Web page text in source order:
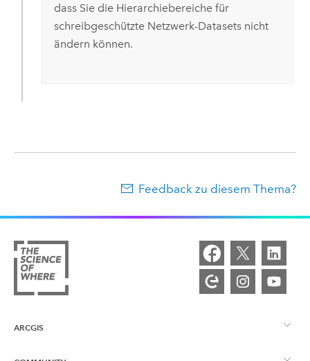
dass Sie die Hierarchiebereiche für
schreibgeschützte Netzwerk-Datasets nicht
ändern können.
Feedback zu diesem Thema?
ARCGIS